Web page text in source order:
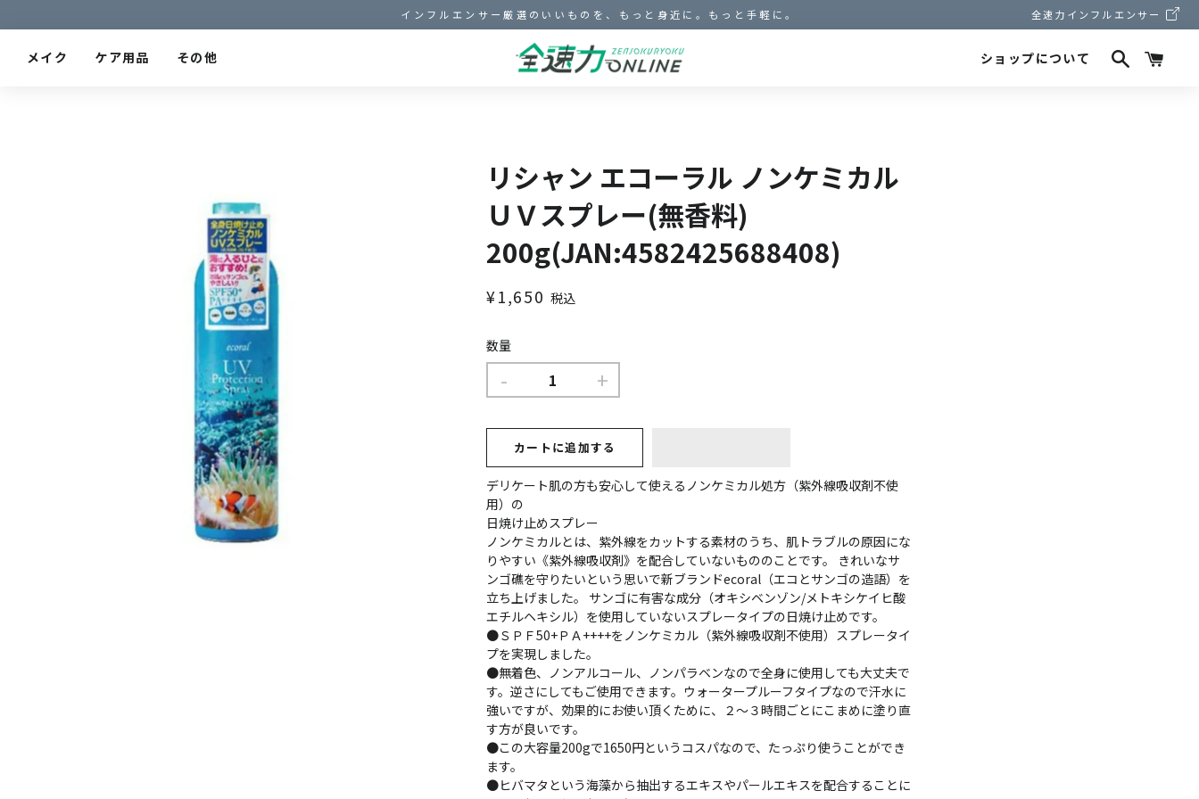
インフルエンサー厳選のいいものを、もっと身近に。もっと手軽に。 全速力インフルエンサー
メイク ケア用品 その他 ショップについて 検索
リシャン エコーラル ノンケミカル
ＵＶスプレー(無香料)
200g(JAN:4582425688408)
通
格
販
格
¥1,650 税込
数量
- +
カートに追加する
デリケート肌の方も安心して使えるノンケミカル処方（紫外線吸収剤不使
用）の
日焼け止めスプレー
ノンケミカルとは、紫外線をカットする素材のうち、肌トラブルの原因にな
りやすい《紫外線吸収剤》を配合していないもののことです。 きれいなサ
ンゴ礁を守りたいという思いで新ブランドecoral（エコとサンゴの造語）を
立ち上げました。 サンゴに有害な成分（オキシベンゾン/メトキシケイヒ酸
エチルヘキシル）を使用していないスプレータイプの日焼け止めです。
●ＳＰＦ50+ＰＡ++++をノンケミカル（紫外線吸収剤不使用）スプレータイ
プを実現しました。
●無着色、ノンアルコール、ノンパラベンなので全身に使用しても大丈夫で
す。逆さにしてもご使用できます。ウォータープルーフタイプなので汗水に
強いですが、効果的にお使い頂くために、２～３時間ごとにこまめに塗り直
す方が良いです。
●この大容量200gで1650円というコスパなので、たっぷり使うことができ
ます。
●ヒバマタという海藻から抽出するエキスやパールエキスを配合することに